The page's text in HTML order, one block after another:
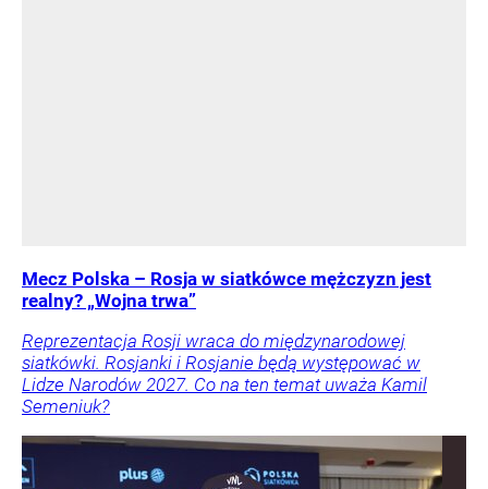
Mecz Polska – Rosja w siatkówce mężczyzn jest
realny? „Wojna trwa”
Reprezentacja Rosji wraca do międzynarodowej
siatkówki. Rosjanki i Rosjanie będą występować w
Lidze Narodów 2027. Co na ten temat uważa Kamil
Semeniuk?